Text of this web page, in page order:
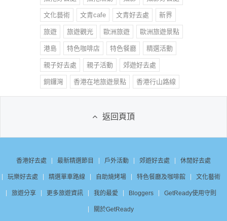
文化藝術 文青cafe 文青好去處 新界
旅遊 旅遊觀光 歐洲旅遊 歐洲旅遊景點
港島 特色咖啡店 特色餐廳 精選活動
親子好去處 親子活動 郊遊好去處
銅鑼灣 香港在地旅遊景點 香港行山路線
返回頁頂
香港好去處 最新精選節目 戶外活動 郊遊好去處 休閒好去處
玩樂好去處 精選單車路線 自助燒烤場 特色餐廳及咖啡館 文化藝術
旅遊分享 更多旅遊資訊 我的最愛 Bloggers GetReady使用守則
關於GetReady